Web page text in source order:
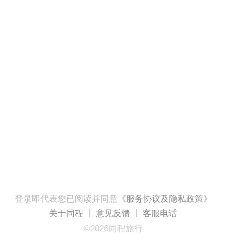
登录即代表您已阅读并同意 《服务协议及隐私政策》
关于同程
意见反馈
客服电话
©2026同程旅行